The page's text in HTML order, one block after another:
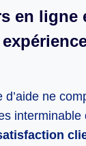
en ligne
ne
interminable